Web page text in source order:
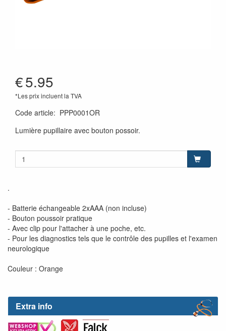
Extra info
€5.95
*Les prix incluent la TVA
Code article: PPP0001OR
Lumière pupillaire avec bouton possoir.
.
- Batterie échangeable 2xAAA (non incluse)
- Bouton poussoir pratique
- Avec clip pour l'attacher à une poche, etc.
- Pour les diagnostics tels que le contrôle des pupilles et l'examen
neurologique
Couleur : Orange